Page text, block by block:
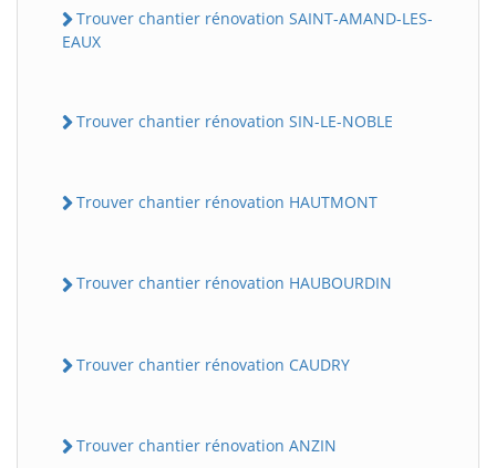
Trouver chantier rénovation SAINT-AMAND-LES-
EAUX
Trouver chantier rénovation SIN-LE-NOBLE
Trouver chantier rénovation HAUTMONT
Trouver chantier rénovation HAUBOURDIN
Trouver chantier rénovation CAUDRY
Trouver chantier rénovation ANZIN